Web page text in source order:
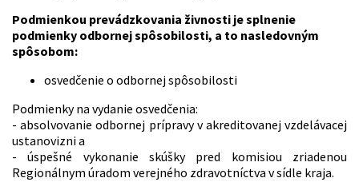
Podmienkou prevádzkovania živnosti je splnenie
podmienky odbornej spôsobilosti, a to nasledovným
spôsobom:
osvedčenie o odbornej spôsobilosti
Podmienky na vydanie osvedčenia:
- absolvovanie odbornej prípravy v akreditovanej vzdelávacej
ustanovizni a
- úspešné vykonanie skúšky pred komisiou zriadenou
Regionálnym úradom verejného zdravotníctva v sídle kraja.